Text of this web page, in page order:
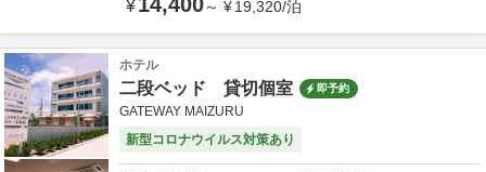
¥ ～ ¥19,320/泊
ホテル
二段ベッド 貸切個室 即予約
GATEWAY MAIZURU
新型コロナウイルス対策あり